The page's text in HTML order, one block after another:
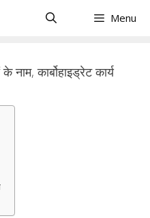
Menu
नाम, कार्बोहाइड्रेट कार्य